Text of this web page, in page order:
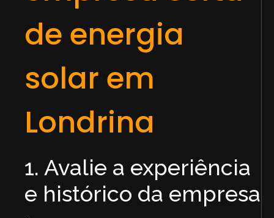
de energia
solar em
Londrina
1. Avalie a experiência
e histórico da empresa